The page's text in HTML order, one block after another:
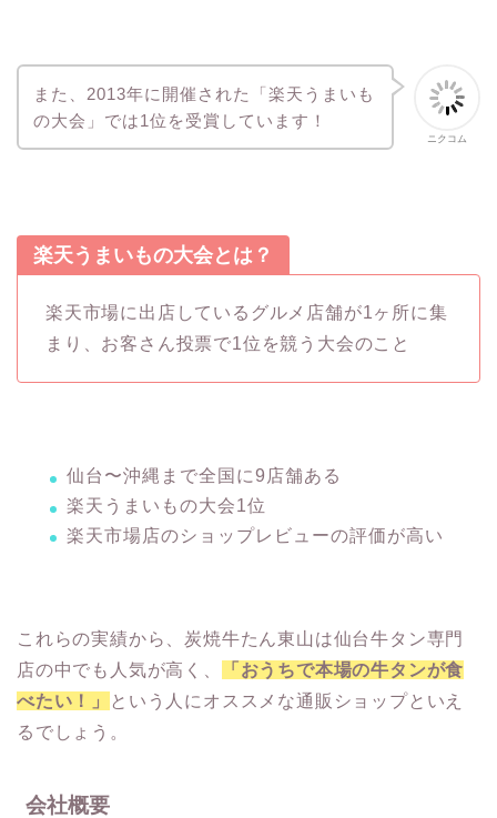
ニクコム
また、2013年に開催された「楽天うまいも
の大会」では1位を受賞しています！
楽天うまいもの大会とは？
楽天市場に出店しているグルメ店舗が1ヶ所に集
まり、お客さん投票で1位を競う大会のこと
仙台〜沖縄まで全国に9店舗ある
楽天うまいもの大会1位
楽天市場店のショップレビューの評価が高い
これらの実績から、炭焼牛たん東山は仙台牛タン専門
店の中でも人気が高く、
「おうちで本場の牛タンが食
べたい！」
という人にオススメな通販ショップといえ
るでしょう。
会社概要